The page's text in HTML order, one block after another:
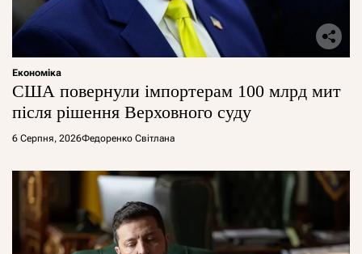
Економіка
США повернули імпортерам 100 млрд мит
після рішення Верховного суду
6 Серпня, 2026Федоренко Світлана